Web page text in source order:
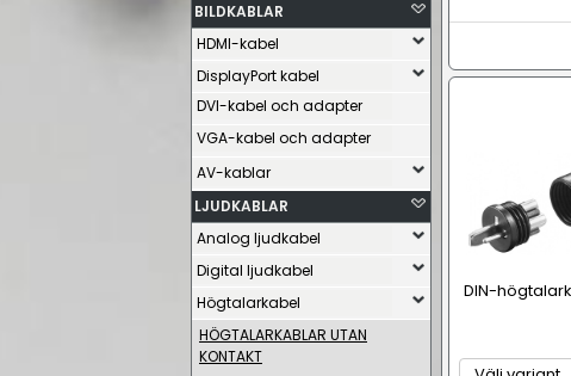
BILDKABLAR
HDMI-kabel
DisplayPort kabel
DVI-kabel och adapter
VGA-kabel och adapter
AV-kablar
LJUDKABLAR
Analog ljudkabel
Digital ljudkabel
Högtalarkabel
HÖGTALARKABLAR UTAN
KONTAKT
DIN-